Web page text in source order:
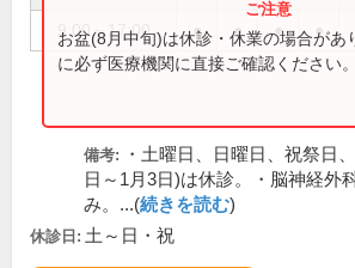
9:00～17:00 ● ● ● ●
お盆(8月中旬)は休診・休業の場合があ
に必ず医療機関に直接ご確認ください。
備考:
・土曜日、日曜日、祝祭日
日～1月3日)は休診。・脳神経外
み。...(続きを読む)
休診日: 土～日・祝